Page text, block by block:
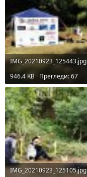
IMG_20210923_125443.jpg
946.4 KB · Прегледи: 67
IMG_20210923_125105.jpg